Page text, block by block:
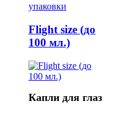
Flight size (до
100 мл.)
Капли для глаз